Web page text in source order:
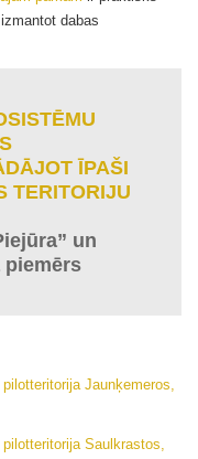
dabas
ĪPAŠI
TERITORIJU
un
piemērs
Jaunķemeros,
Saulkrastos,